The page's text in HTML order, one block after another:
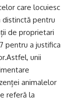
care locuiesc
pentru
de proprietari
pentru a justifica
unii
animalelor
referă la